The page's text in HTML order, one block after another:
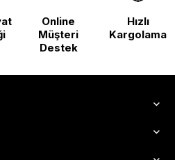
Online
Müşteri
Destek
Hızlı
Kargolama